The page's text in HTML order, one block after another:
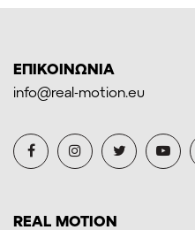
ΕΠΙΚΟΙΝΩΝΙΑ
info@real-motion.eu
REAL MOTION